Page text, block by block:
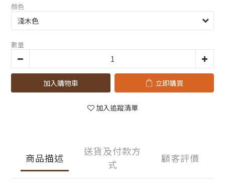
顏色
數量
加入購物車 立即購買
加入追蹤清單
商品描述
送貨及付款方
式
顧客評價